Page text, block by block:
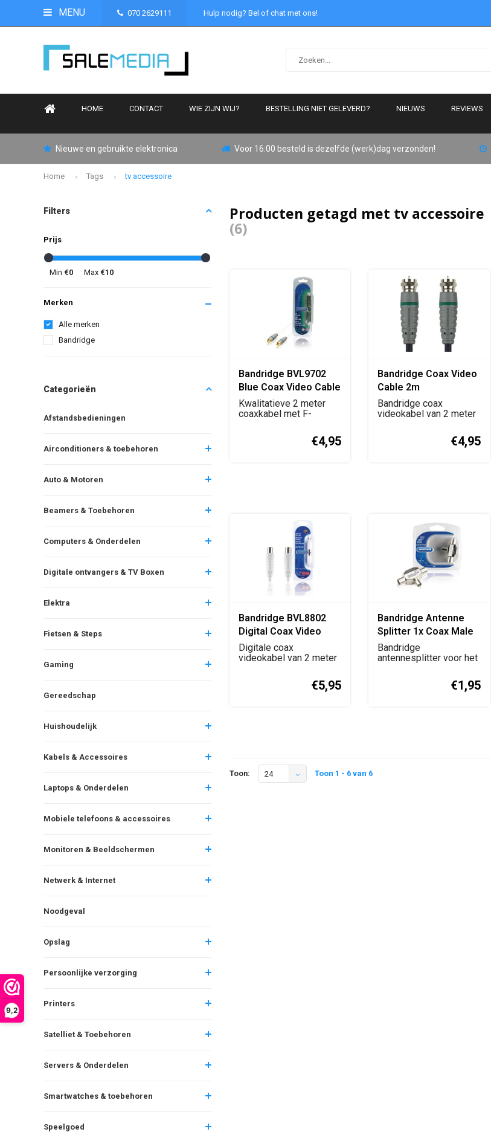
9,2
MENU 070 2629111 Hulp nodig? Bel of chat met ons!
HOME CONTACT WIE ZIJN WIJ? BESTELLING NIET GELEVERD? NIEUWS REVIEWS
Nieuwe en gebruikte elektronica Voor 16:00 besteld is dezelfde (werk)dag verzonden!
Home Tags tv accessoire
Filters
Prijs
Min €0 Max €10
Merken
Alle merken
Bandridge
Categorieën
Afstandsbedieningen
Airconditioners & toebehoren
Auto & Motoren
Beamers & Toebehoren
Computers & Onderdelen
Digitale ontvangers & TV Boxen
Elektra
Fietsen & Steps
Gaming
Gereedschap
Huishoudelijk
Kabels & Accessoires
Laptops & Onderdelen
Mobiele telefoons & accessoires
Monitoren & Beeldschermen
Netwerk & Internet
Noodgeval
Opslag
Persoonlijke verzorging
Printers
Satelliet & Toebehoren
Servers & Onderdelen
Smartwatches & toebehoren
Speelgoed
Producten getagd met tv accessoire
(6)
Bandridge BVL9702
Blue Coax Video Cable
2 Meter
Kwalitatieve 2 meter
coaxkabel met F-
€4,95
Bandridge Coax Video
Cable 2m
Bandridge coax
videokabel van 2 meter
€4,95
Bandridge BVL8802
Digital Coax Video
Cable 2 Meter
Digitale coax
videokabel van 2 meter
€5,95
Bandridge Antenne
Splitter 1x Coax Male
naar 2x Coax Female
(BVP421)
Bandridge
antennesplitter voor het
€1,95
Toon: 24 Toon 1 - 6 van 6